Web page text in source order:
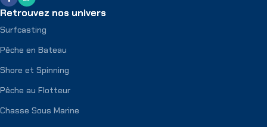
Retrouvez nos univers
Surfcasting
Pêche en Bateau
Shore et Spinning
Pêche au Flotteur
Chasse Sous Marine